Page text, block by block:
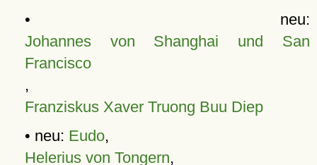
• neu:
Johannes von Shanghai und San
Francisco
,
Franziskus Xaver Truong Buu Diep
• neu: Eudo,
Helerius von Tongern,